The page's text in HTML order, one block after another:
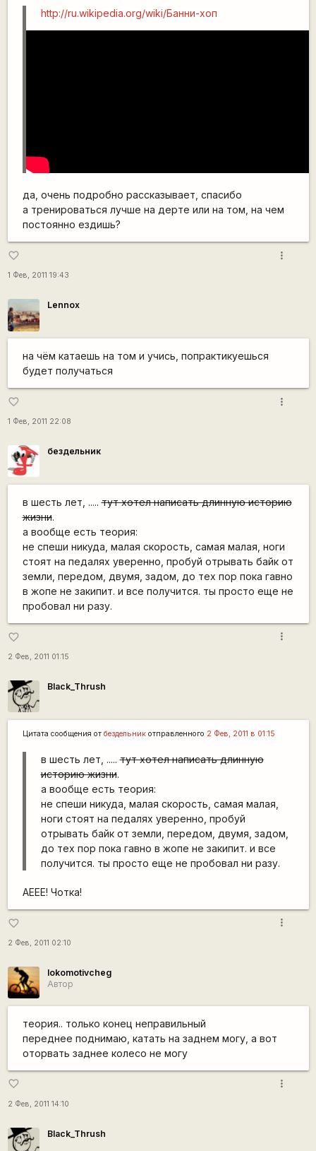
http://ru.wikipedia.org/wiki/Банни-хоп
да, очень подробно рассказывает, спасибо
а тренироваться лучше на дерте или на том, на чем
постоянно ездишь?
favorite_border
1 Фев, 2011 19:43
more_vert
Lennox
на чём катаешь на том и учись, попрактикуешься
будет получаться
favorite_border
1 Фев, 2011 22:08
more_vert
бездельник
в шесть лет, .....тут хотел написать длинную историю
жизни.
а вообще есть теория:
не спеши никуда, малая скорость, самая малая, ноги
стоят на педалях уверенно, пробуй отрывать байк от
земли, передом, двумя, задом, до тех пор пока гавно
в жопе не закипит. и все получится. ты просто еще не
пробовал ни разу.
favorite_border
2 Фев, 2011 01:15
more_vert
Black_Thrush
Цитата сообщения от бездельникотправленного 2 Фев, 2011 в 01:15
в шесть лет, .....тут хотел написать длинную
историю жизни.
а вообще есть теория:
не спеши никуда, малая скорость, самая малая,
ноги стоят на педалях уверенно, пробуй
отрывать байк от земли, передом, двумя, задом,
до тех пор пока гавно в жопе не закипит. и все
получится. ты просто еще не пробовал ни разу.
АЕЕЕ! Чотка!
favorite_border
2 Фев, 2011 02:10
more_vert
lokomotivcheg
Автор
теория.. только конец неправильный
переднее поднимаю, катать на заднем могу, а вот
оторвать заднее колесо не могу
favorite_border
2 Фев, 2011 14:10
more_vert
Black_Thrush